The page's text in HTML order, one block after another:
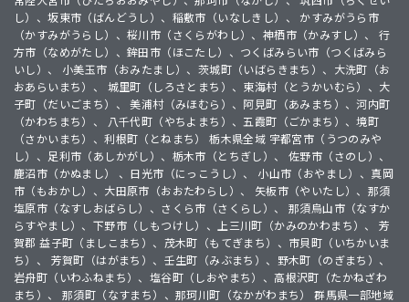
し）、坂東市（ばんどうし）、稲敷市（いなしきし）、 かすみがうら市
（かすみがうらし）、桜川市（さくらがわし）、神栖市（かみすし）、 行
方市（なめがたし）、鉾田市（ほこたし）、つくばみらい市（つくばみら
いし）、 小美玉市（おみたまし）、茨城町（いばらきまち）、大洗町（お
おあらいまち）、 城里町（しろさとまち）、東海村（とうかいむら）、大
子町（だいごまち）、 美浦村（みほむら）、阿見町（あみまち）、河内町
（かわちまち）、 八千代町（やちよまち）、五霞町（ごかまち）、境町
（さかいまち）、利根町（とねまち） 栃木県全域 宇都宮市（うつのみや
し）、足利市（あしかがし）、栃木市（とちぎし）、 佐野市（さのし）、
鹿沼市（かぬまし） 、日光市（にっこうし）、 小山市（おやまし）、真岡
市（もおかし）、大田原市（おおたわらし）、 矢板市（やいたし）、那須
塩原市（なすしおばらし）、さくら市（さくらし）、 那須烏山市（なすか
らすやまし）、下野市（しもつけし）、上三川町（かみのかわまち）、 芳
賀郡 益子町（ましこまち）、茂木町（もてぎまち）、市貝町（いちかいま
ち）、 芳賀町（はがまち）、壬生町（みぶまち）、野木町（のぎまち）、
岩舟町（いわふねまち）、塩谷町（しおやまち）、高根沢町（たかねざわ
まち）、 那須町（なすまち）、那珂川町（なかがわまち） 群馬県一部地域